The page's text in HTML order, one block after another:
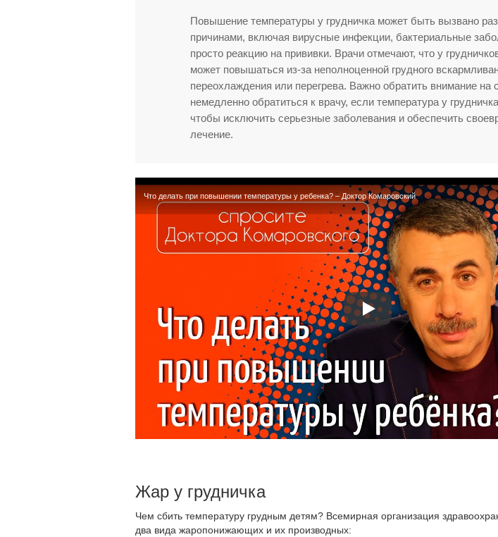
Повышение температуры у грудничка может быть вызвано
причинами, включая вирусные инфекции, бактериальные
просто реакцию на прививки. Врачи отмечают, что у
может повышаться из-за неполноценной грудного
переохлаждения или перегрева. Важно обратить внимание на
немедленно обратиться к врачу, если температура у
чтобы исключить серьезные заболевания и обеспечить
лечение.
Что делать при повышении температуры у ребенка? – Доктор Комаровский
Жар у грудничка
Чем сбить температуру грудным детям? Всемирная организация
два вида жаропонижающих и их производных: